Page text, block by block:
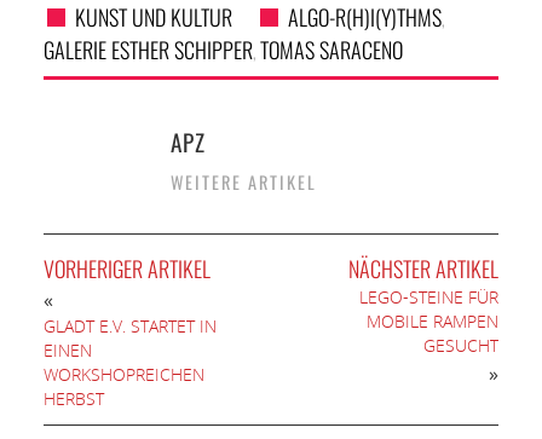
KUNST UND KULTUR ALGO-R(H)I(Y)THMS,
GALERIE ESTHER SCHIPPER,TOMAS SARACENO
APZ
WEITERE ARTIKEL
VORHERIGER ARTIKEL
«
GLADT E.V. STARTET IN
EINEN
WORKSHOPREICHEN
HERBST
NÄCHSTER ARTIKEL
LEGO-STEINE FÜR
MOBILE RAMPEN
GESUCHT
»